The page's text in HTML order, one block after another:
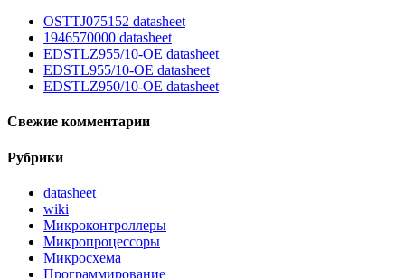
OSTTJ075152 datasheet
1946570000 datasheet
EDSTLZ955/10-OE datasheet
EDSTL955/10-OE datasheet
EDSTLZ950/10-OE datasheet
Свежие комментарии
Рубрики
datasheet
wiki
Микроконтроллеры
Микропроцессоры
Микросхема
Программирование